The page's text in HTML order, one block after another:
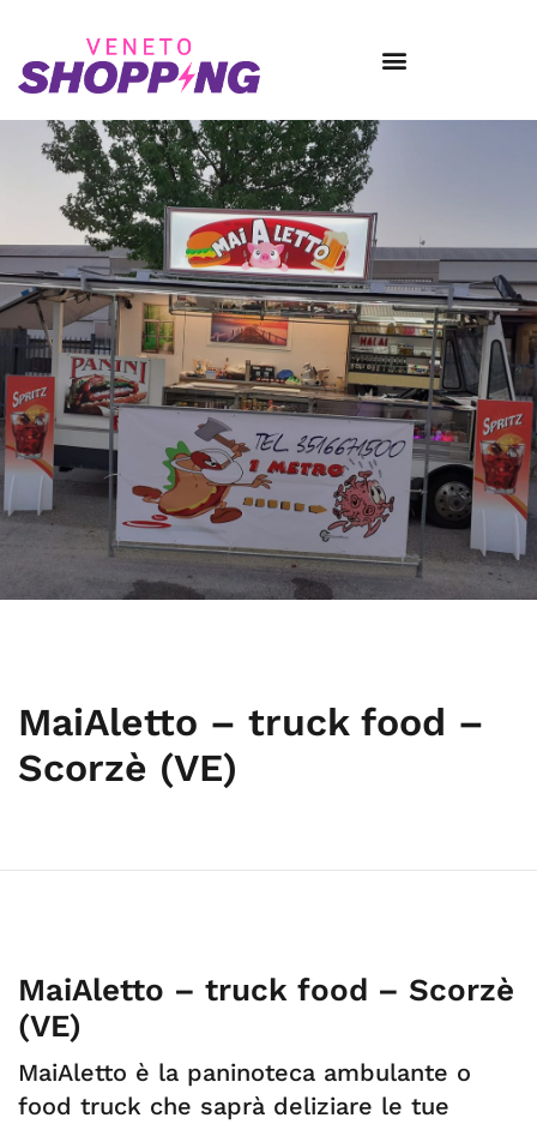
MaiAletto – truck food –
Scorzè (VE)
MaiAletto – truck food – Scorzè
(VE)
MaiAletto è la paninoteca ambulante o
food truck che saprà deliziare le tue